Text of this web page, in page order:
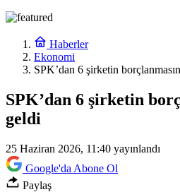
Haberler
Ekonomi
SPK’dan 6 şirketin
SPK’dan 6 şirketin
geldi
25 Haziran 2026, 11:40 yayınlandı
Google'da Abone Ol
Paylaş